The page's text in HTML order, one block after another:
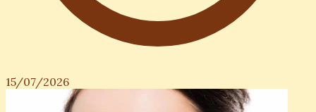
15/07/2026